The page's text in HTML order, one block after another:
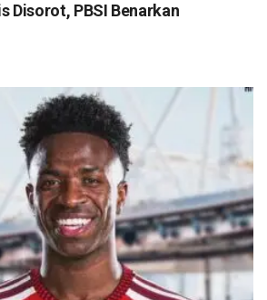
Disorot, PBSI Benarkan